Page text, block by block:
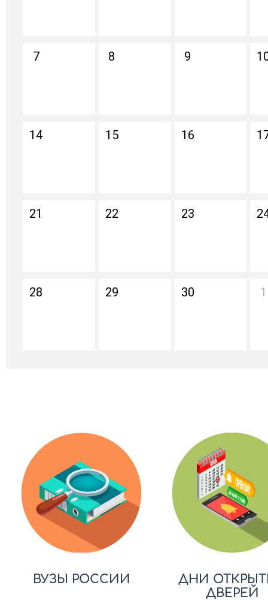
7 8 9
14 15 16
21 22 23
28 29 30 1
ВУЗЫ РОССИИ
ДНИ
ДВЕРЕЙ